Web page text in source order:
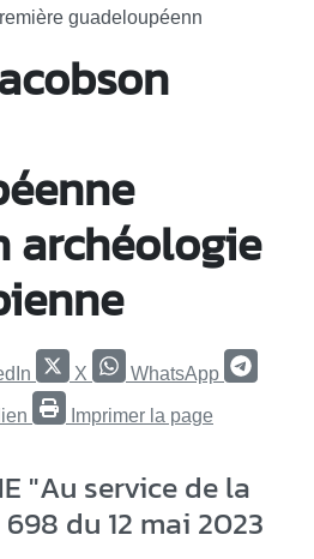
guadeloupéenn
archéologie
X WhatsApp
Imprimer la page
"Au service de la
du 12 mai 2023